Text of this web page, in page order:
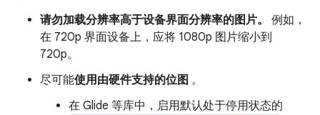
请勿加载分辨率高于设备界面分辨率的图片。
例如，
在 720p 界面设备上，应将 1080p 图片缩小到
720p。
尽可能使用由硬件支持的位图 。
在 Glide 等库中，启用默认处于停用状态的